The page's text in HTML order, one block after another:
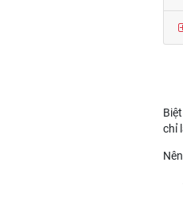
chỉ